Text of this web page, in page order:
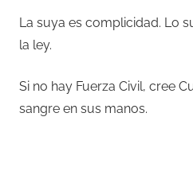
La suya es complicidad. Lo
la ley.
Si no hay Fuerza Civil, cree
sangre en sus manos.